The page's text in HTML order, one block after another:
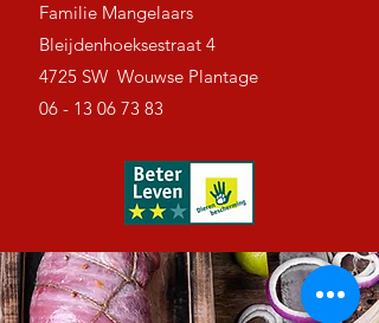
Familie Mangelaars
Bleijdenhoeksestraat 4
4725 SW Wouwse Plantage
06 - 13 06 73 83